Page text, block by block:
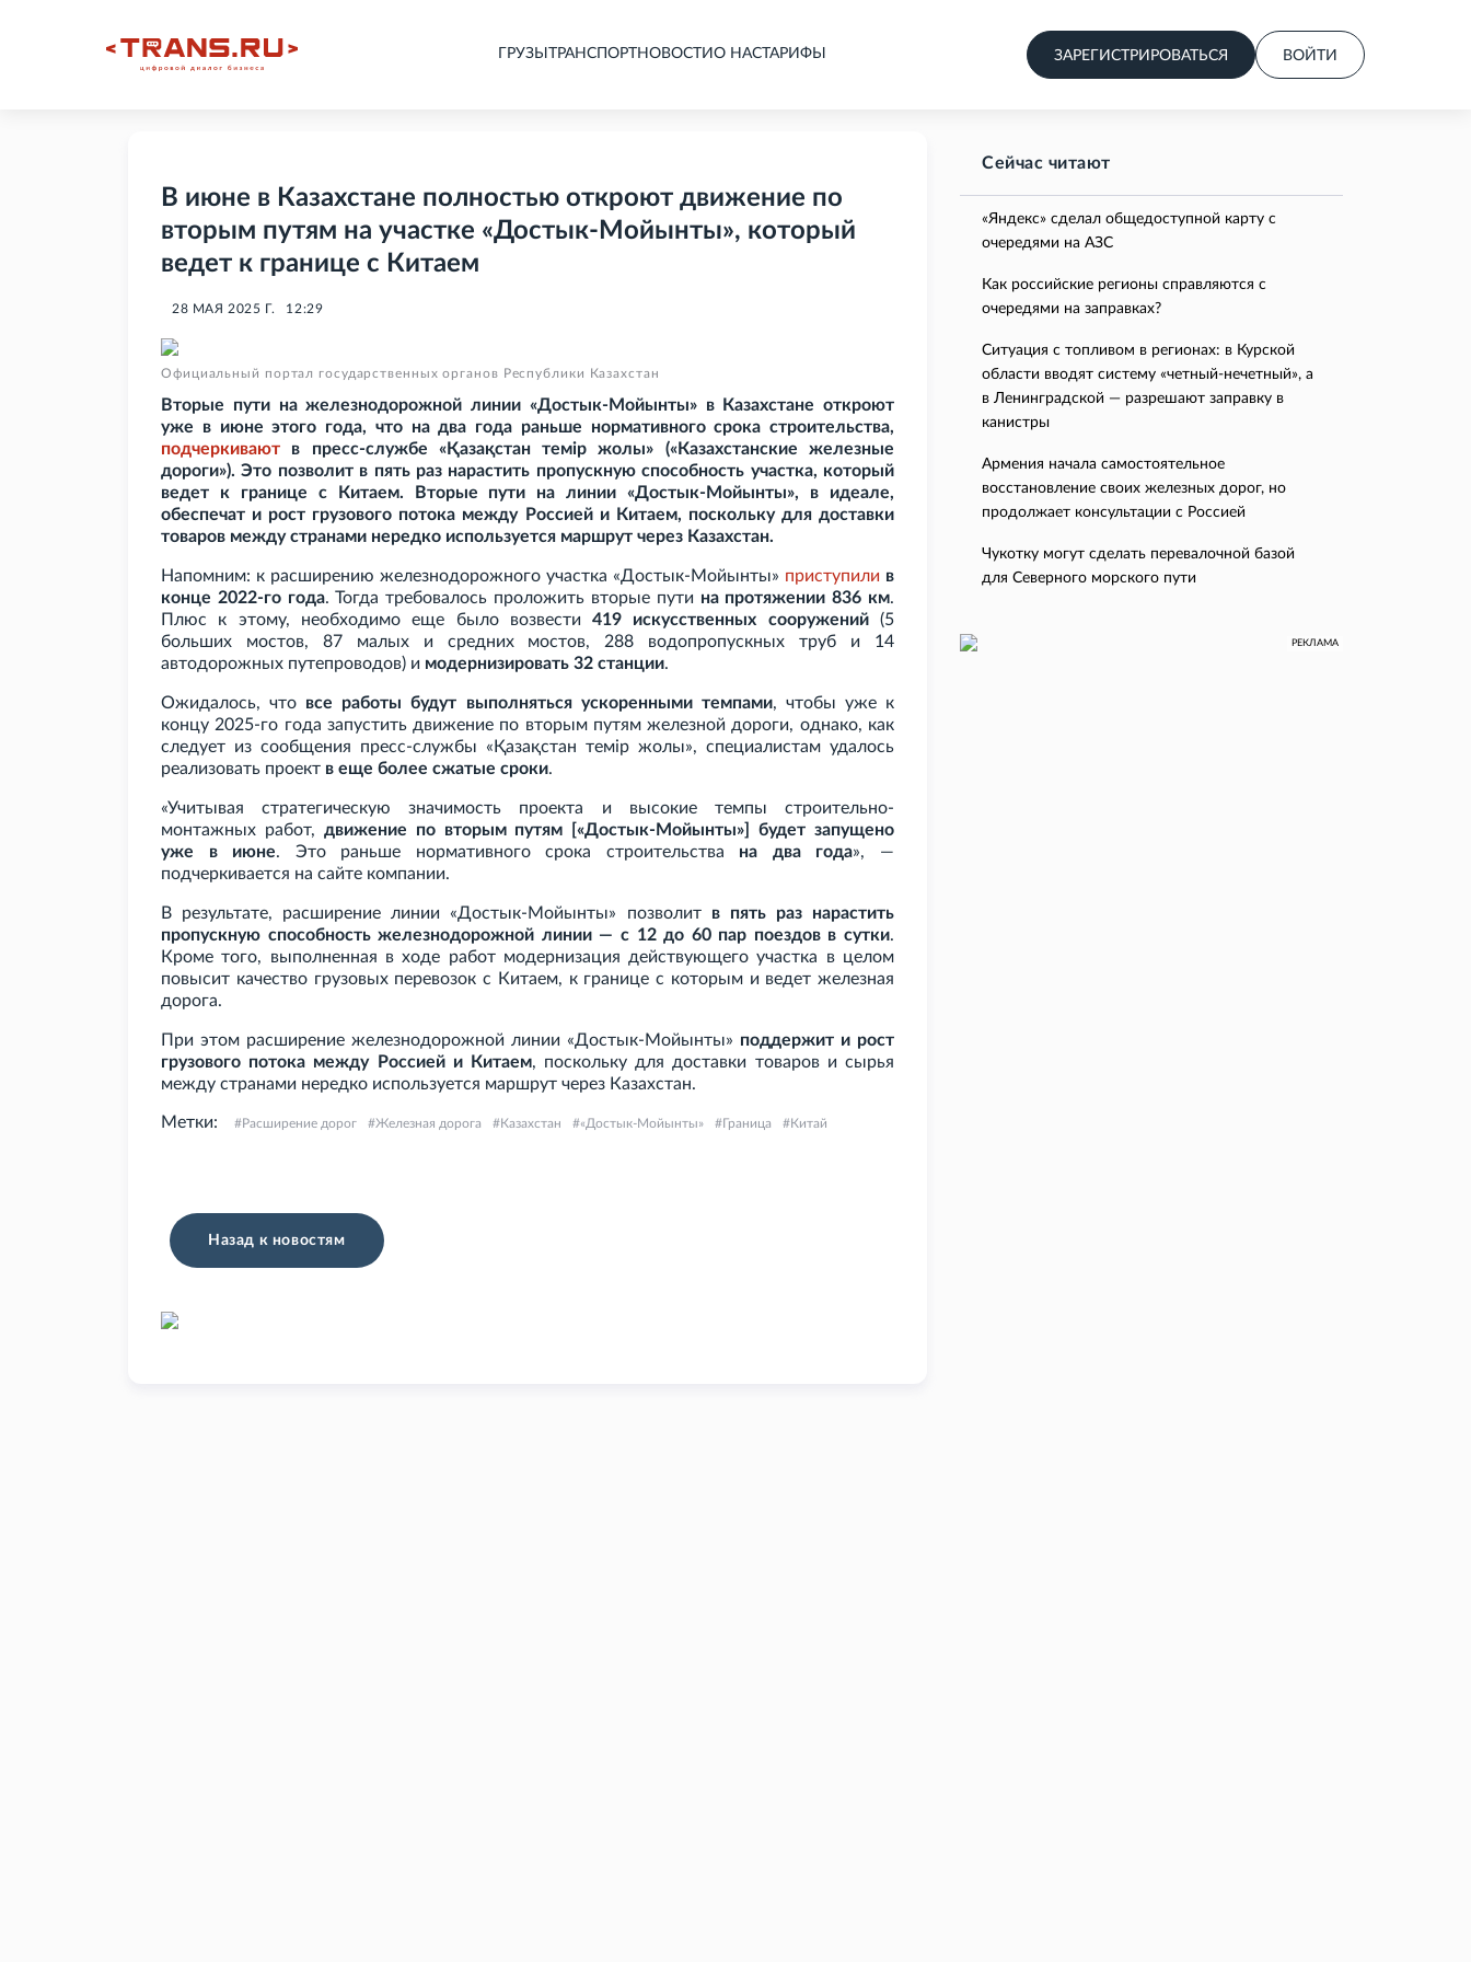
ГРУЗЫ ТРАНСПОРТНОВОСТИ О НАСТАРИФЫ ЗАРЕГИСТРИРОВАТЬСЯ ВОЙТИ
В июне в Казахстане полностью откроют движение по
вторым путям на участке «Достык-Мойынты», который
ведет к границе с Китаем
28 МАЯ 2025 Г. 12:29
Официальный портал государственных органов Республики Казахстан
Вторые пути на железнодорожной линии «Достык-Мойынты» в Казахстане откроют
уже в июне этого года, что на два года раньше нормативного срока строительства,
подчеркивают в пресс-службе «Қазақстан темір жолы» («Казахстанские железные
дороги»). Это позволит в пять раз нарастить пропускную способность участка, который
ведет к границе с Китаем. Вторые пути на линии «Достык-Мойынты», в идеале,
обеспечат и рост грузового потока между Россией и Китаем, поскольку для доставки
товаров между странами нередко используется маршрут через Казахстан.
Напомним: к расширению железнодорожного участка «Достык-Мойынты» приступили в
конце 2022-го года. Тогда требовалось проложить вторые пути на протяжении 836 км.
Плюс к этому, необходимо еще было возвести419 искусственных сооружений(5
больших мостов, 87 малых и средних мостов, 288 водопропускных труб и 14
автодорожных путепроводов) и модернизировать 32 станции.
Ожидалось, что все работы будут выполняться ускоренными темпами, чтобы уже к
концу 2025-го года запустить движение по вторым путям железной дороги, однако, как
следует из сообщения пресс-службы «Қазақстан темір жолы», специалистам удалось
реализовать проект в еще более сжатые сроки.
«Учитывая стратегическую значимость проекта и высокие темпы строительно-
монтажных работ, движение по вторым путям [«Достык-Мойынты»] будет запущено
уже в июне. Это раньше нормативного срока строительства на два года», —
подчеркивается на сайте компании.
В результате, расширение линии «Достык-Мойынты» позволит в пять раз нарастить
пропускную способность железнодорожной линии — с 12 до 60 пар поездов в сутки.
Кроме того, выполненная в ходе работ модернизация действующего участка в целом
повысит качество грузовых перевозок с Китаем, к границе с которым и ведет железная
дорога.
При этом расширение железнодорожной линии «Достык-Мойынты» поддержит и рост
грузового потока между Россией и Китаем, поскольку для доставки товаров и сырья
между странами нередко используется маршрут через Казахстан.
Метки: Расширение дорог Железная дорога Казахстан «Достык-Мойынты» Граница Китай
Назад к новостям
Сейчас читают
«Яндекс» сделал общедоступной карту с
очередями на АЗС
Как российские регионы справляются с
очередями на заправках?
Ситуация с топливом в регионах: в Курской
области вводят систему «четный-нечетный», а
в Ленинградской — разрешают заправку в
канистры
Армения начала самостоятельное
восстановление своих железных дорог, но
продолжает консультации с Россией
Чукотку могут сделать перевалочной базой
для Северного морского пути
РЕКЛАМА